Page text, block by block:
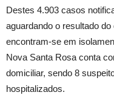
Destes 4.903 casos
aguardando o resultado
encontram-se em
Nova Santa Rosa conta
domiciliar, sendo 8
hospitalizados.